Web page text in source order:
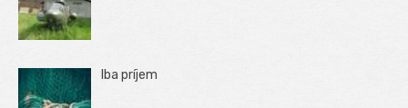
Iba príjem